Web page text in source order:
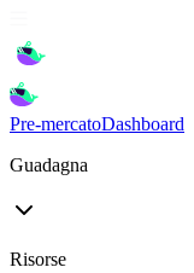
Pre-mercatoDashboard
Guadagna
Risorse